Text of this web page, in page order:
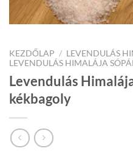
KEZDŐLAP / LEVENDULÁS
LEVENDULÁS HIMALÁJA
Levendulás
kékbagoly